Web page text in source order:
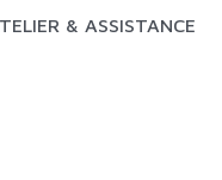
& ASSISTANCE
Armes